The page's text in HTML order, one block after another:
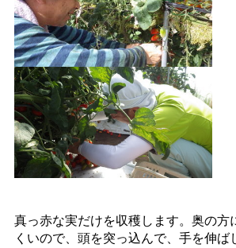
真っ赤な実だけを収穫します。奥の方
くいので、頭を突っ込んで、手を伸